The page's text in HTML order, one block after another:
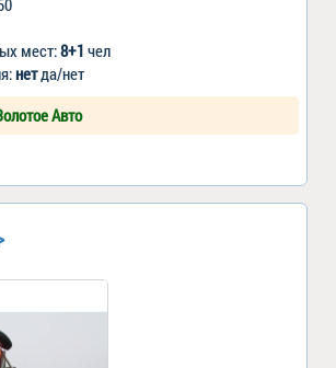
мест:8+1 чел
нетда/нет
Авто